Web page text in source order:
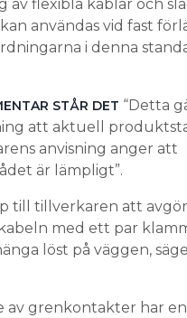
av flexibla kablar och
användas vid fast
i denna
STÅR DET “Detta
att aktuell
anvisning anger att
är lämpligt”.
till tillverkaren att
med ett par
löst på väggen,
av grenkontakter har en